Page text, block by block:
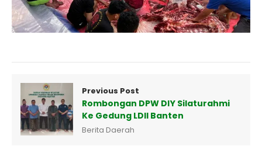
Previous Post
Rombongan DPW DIY Silaturahmi
Ke Gedung LDII Banten
Berita Daerah